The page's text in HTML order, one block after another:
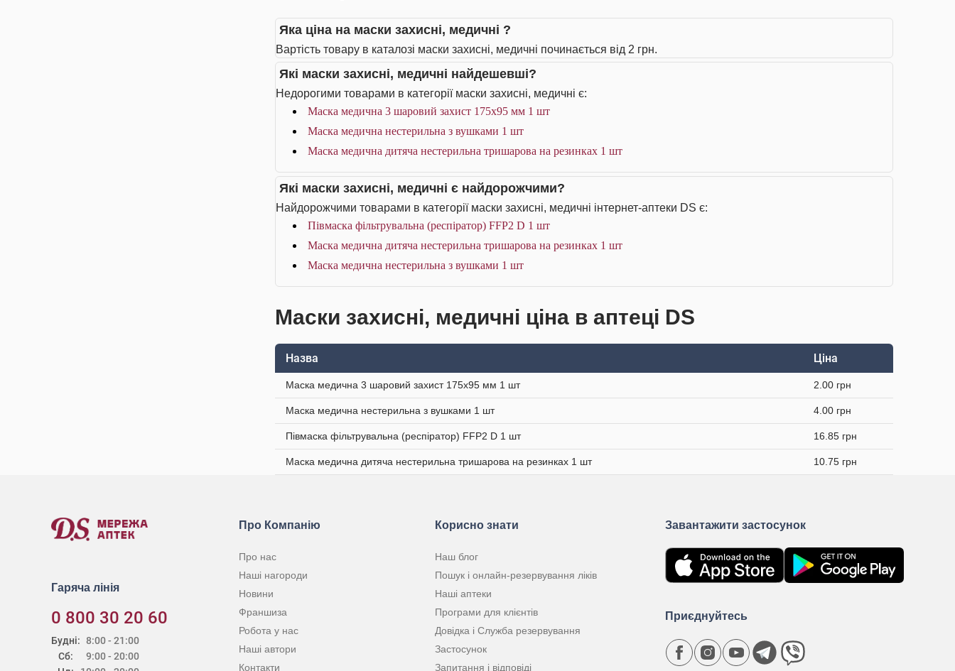
Яка ціна на маски захисні, медичні ?
Вартість товару в каталозі маски захисні, медичні починається від 2 грн.
Які маски захисні, медичні найдешевші?
Недорогими товарами в категорії маски захисні, медичні є:
Маска медична 3 шаровий захист 175х95 мм 1 шт
Маска медична нестерильна з вушками 1 шт
Маска медична дитяча нестерильна тришарова на резинках 1 шт
Які маски захисні, медичні є найдорожчими?
Найдорожчими товарами в категорії маски захисні, медичні інтернет-аптеки DS є:
Півмаска фільтрувальна (респіратор) FFP2 D 1 шт
Маска медична дитяча нестерильна тришарова на резинках 1 шт
Маска медична нестерильна з вушками 1 шт
Маски захисні, медичні ціна в аптеці DS
Назва Ціна
Маска медична 3 шаровий захист 175х95 мм 1 шт 2.00 грн
Маска медична нестерильна з вушками 1 шт 4.00 грн
Півмаска фільтрувальна (респіратор) FFP2 D 1 шт 16.85 грн
Маска медична дитяча нестерильна тришарова на резинках 1 шт 10.75 грн
Гаряча лінія
0 800 30 20 60
Будні:
Сб:
8:00 - 21:00
9:00 - 20:00
Про Компанію
Про нас
Наші нагороди
Новини
Франшиза
Робота у нас
Наші автори
Контакти
Корисно знати
Наш блог
Пошук і онлайн-резервування ліків
Наші аптеки
Програми для клієнтів
Довідка і Служба резервування
Застосунок
Запитання і відповіді
Завантажити застосунок
Приєднуйтесь